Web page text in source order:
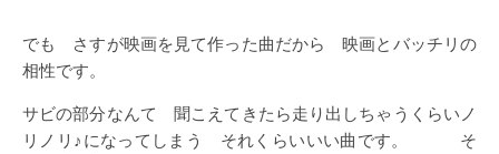
でも さすが映画を見て作った曲だから 映画とバッチリの
相性です。
サビの部分なんて 聞こえてきたら走り出しちゃうくらいノ
リノリ♪になってしまう それくらいいい曲です。 そ